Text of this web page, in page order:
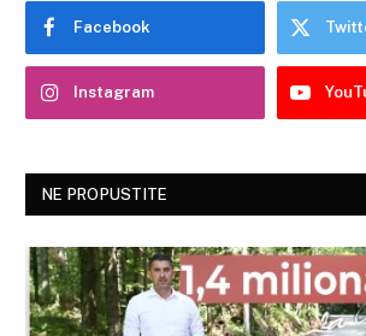
Facebook
Instagram
NE PROPUSTITE